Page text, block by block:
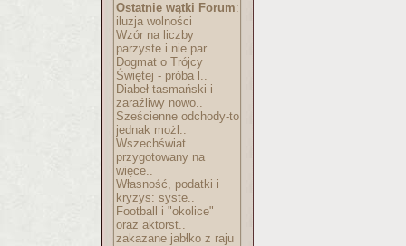
Ostatnie wątki Forum:
iluzja wolności
Wzór na liczby
parzyste i nie par..
Dogmat o Trójcy
Świętej - próba l..
Diabeł tasmański i
zaraźliwy nowo..
Sześcienne odchody-to
jednak możl..
Wszechświat
przygotowany na
więce..
Własność, podatki i
kryzys: syste..
Football i "okolice"
oraz aktorst..
zakazane jabłko z raju